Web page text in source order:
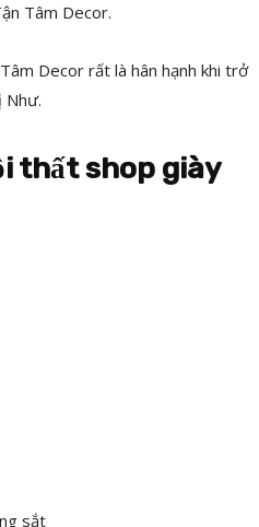
Tâm Decor.
Decor rất là hân hạnh khi trở
Như.
thất shop giày
sắt